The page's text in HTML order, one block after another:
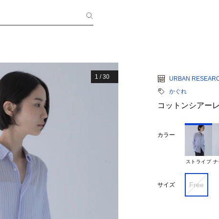
1 /30
URBAN
かぐれ
コットンシアー
カラー
ストライプ ナ
サイズ Free